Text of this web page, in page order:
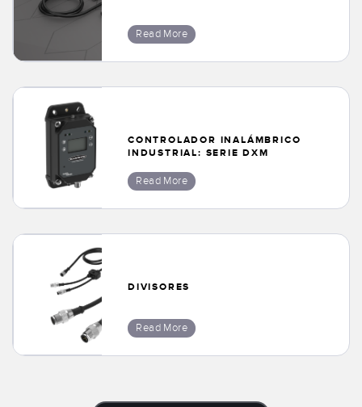
TECNOLOGÍA
Read More
CONTROLADOR INALÁMBRICO
INDUSTRIAL: SERIE DXM
Read More
DIVISORES
Read More